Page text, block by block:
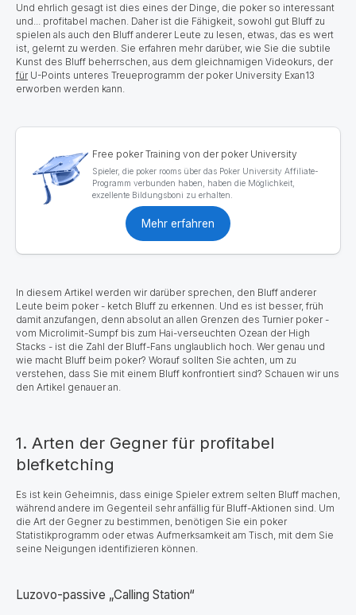
Und ehrlich gesagt ist dies eines der Dinge, die poker so interessant
und... profitabel machen. Daher ist die Fähigkeit, sowohl gut Bluff zu
spielen als auch den Bluff anderer Leute zu lesen, etwas, das es wert
ist, gelernt zu werden. Sie erfahren mehr darüber, wie Sie die subtile
Kunst des Bluff beherrschen, aus dem gleichnamigen Videokurs, der
für U-Points unteres Treueprogramm der poker University Exan13
erworben werden kann.
Free poker Training von der poker University
Spieler, die poker rooms über das Poker University Affiliate-
Programm verbunden haben, haben die Möglichkeit,
exzellente Bildungsboni zu erhalten.
Mehr erfahren
In diesem Artikel werden wir darüber sprechen, den Bluff anderer
Leute beim poker - ketch Bluff zu erkennen. Und es ist besser, früh
damit anzufangen, denn absolut an allen Grenzen des Turnier poker -
vom Microlimit-Sumpf bis zum Hai-verseuchten Ozean der High
Stacks - ist die Zahl der Bluff-Fans unglaublich hoch. Wer genau und
wie macht Bluff beim poker? Worauf sollten Sie achten, um zu
verstehen, dass Sie mit einem Bluff konfrontiert sind? Schauen wir uns
den Artikel genauer an.
1. Arten der Gegner für profitabel
blefketching
Es ist kein Geheimnis, dass einige Spieler extrem selten Bluff machen,
während andere im Gegenteil sehr anfällig für Bluff-Aktionen sind. Um
die Art der Gegner zu bestimmen, benötigen Sie ein poker
Statistikprogramm oder etwas Aufmerksamkeit am Tisch, mit dem Sie
seine Neigungen identifizieren können.
Luzovo-passive „Calling Station“